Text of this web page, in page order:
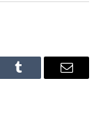
Tumblr
E-